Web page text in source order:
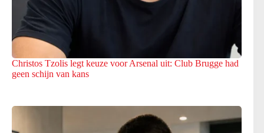
Christos Tzolis legt keuze voor Arsenal uit: Club Brugge had
geen schijn van kans